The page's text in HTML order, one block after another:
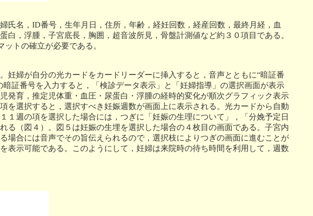
名，ID番号，生年月日，住所，年齢，経妊回数，経産回数，最終月経，血
，浮腫，子宮底長，胸囲，超音波所見，骨盤計測値など約３０項目である。
トの確立が必要である。
婦が自分の光カードをカードリーダーに挿入すると，音声とともに“暗証番
証番号を入力すると，「検診データ表示」と「妊婦指導」の選択画面が表示
発育，推定児体重・血圧・尿蛋白・浮腫の経時的変化が順次グラフィック表示
選択すると，選択すべき妊娠週数が画面上に表示される。光カードから自動
週の項を選択した場合には，つぎに「妊娠の生理について」，「分娩予定日
（図４）。図５は妊娠の生埋を選択した場合の４枚目の画面である。子宮内
場合には音声でその旨伝えられるので，選択枝によりつぎの画面に進むことが
示可能である。このようにして，妊婦は来院時の待ち時間を利用して，週数